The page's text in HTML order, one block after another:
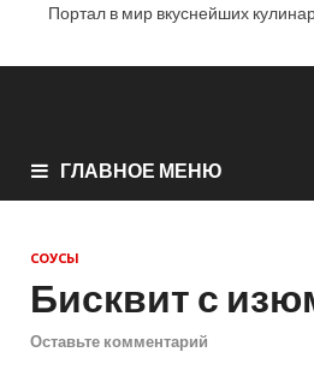
Портал в мир вкуснейших
ГЛАВНОЕ МЕНЮ
СОУСЫ
Бисквит с
Оставьте комментарий